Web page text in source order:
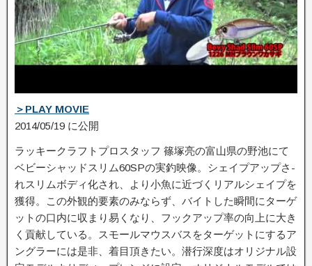
＞PLAY MOVIE
2014/05/19 に公開
ラッキークラフトプロスタッフ 篠塚亮の富山県の野池にて
ベビーシャッドスリム60SPの実釣映像。シェイプアップさ­
れスリムボディ化され、より小魚に近づくリアルシェイプを
獲得。この外観的要素のみな­らず、バイトした瞬間にターゲ
ットの口内に収まり易くなり、フックアップ率の向上に大­き
く貢献している。スモールマウスバスをターゲットにするア
ングラーには是非、着目頂­きたい。潜行深度はオリジナル設